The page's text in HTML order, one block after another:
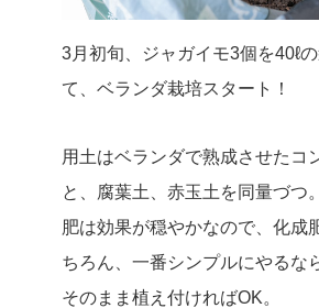
3月初旬、ジャガイモ3個を40ℓ
て、ベランダ栽培スタート！
用土はベランダで熟成させたコ
と、腐葉土、赤玉土を同量づつ
肥は効果が穏やかなので、化成
ちろん、一番シンプルにやるな
そのまま植え付ければOK。